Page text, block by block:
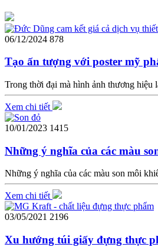
06/12/2024 878
Tạo ấn tượng với poster mỹ
Trong thời đại mà hình ảnh thương hiệu
Xem chi tiết
10/01/2023 1415
Những ý nghĩa của các màu
Những ý nghĩa của các màu son môi
Xem chi tiết
03/05/2021 2196
Xu hướng túi giấy đựng thực